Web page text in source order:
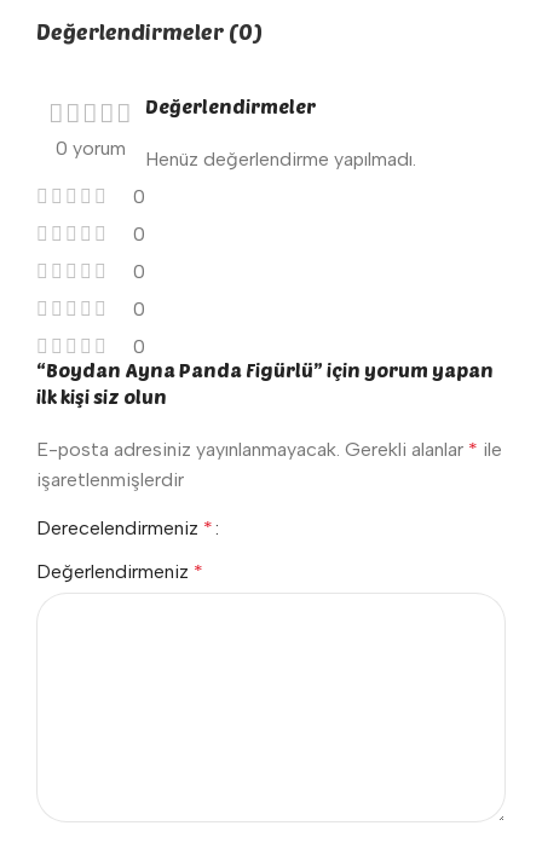
Değerlendirmeler (0)
0 yorum
0
0
0
0
0
Değerlendirmeler
Henüz değerlendirme yapılmadı.
“Boydan Ayna Panda Figürlü” için yorum yapan
ilk kişi siz olun
E-posta adresiniz yayınlanmayacak. Gerekli alanlar * ile
işaretlenmişlerdir
Derecelendirmeniz *
Değerlendirmeniz *